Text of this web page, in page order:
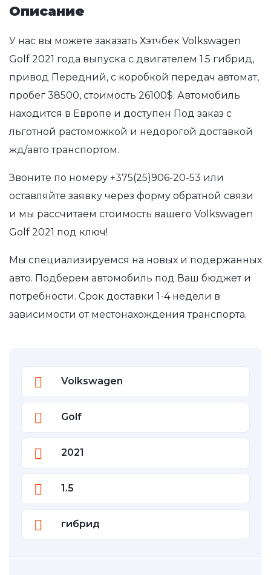
Описание
У нас вы можете заказать Хэтчбек Volkswagen
Golf 2021 года выпуска с двигателем 1.5 гибрид,
привод Передний, с коробкой передач автомат,
пробег 38500, стоимость 26100$. Автомобиль
находится в Европе и доступен Под заказ с
льготной растоможкой и недорогой доставкой
жд/авто транспортом.
Звоните по номеру +375(25)906-20-53 или
оставляйте заявку через форму обратной связи
и мы рассчитаем стоимость вашего Volkswagen
Golf 2021 под ключ!
Мы специализируемся на новых и подержанных
авто. Подберем автомобиль под Ваш бюджет и
потребности. Срок доставки 1-4 недели в
зависимости от местонахождения транспорта.
Volkswagen
Golf
2021
1.5
гибрид